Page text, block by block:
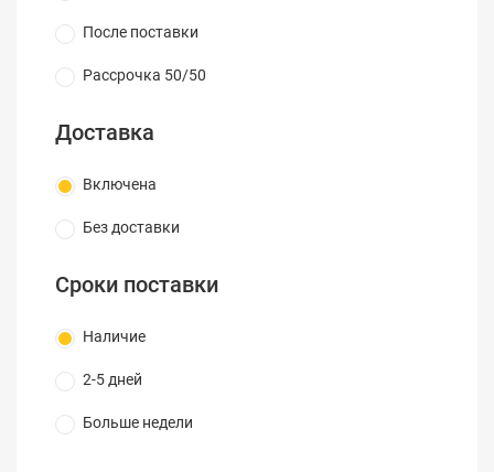
После поставки
Рассрочка 50/50
Доставка
Включена
Без доставки
Сроки поставки
Наличие
2-5 дней
Больше недели